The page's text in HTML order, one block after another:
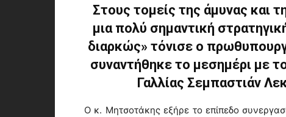
Στους τομείς της άμυνας και
μια πολύ σημαντική
διαρκώς» τόνισε ο
συναντήθηκε το μεσημέρι με
Γαλλίας Σεμπαστιάν
Ο κ. Μητσοτάκης εξήρε το επίπεδο